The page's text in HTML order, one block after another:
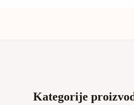
Kategorije